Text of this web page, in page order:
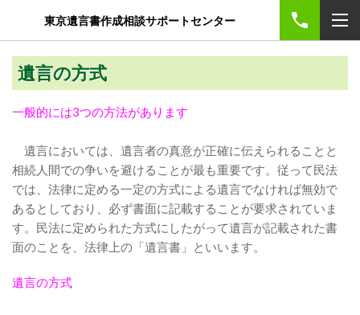
東京遺言書作成相談サポートセンター
遺言の方式
一般的には3つの方法があります
遺言においては、遺言者の真意が正確に伝えられることと
相続人間での争いを避けることが最も重要です。従って民法
では、法律に定める一定の方式による遺言でなければ無効で
あるとしており、必ず書面に記載することが要求されていま
す。民法に定められた方式にしたがって遺言が記載された書
面のことを、法律上の「遺言書」といいます。
遺言の方式